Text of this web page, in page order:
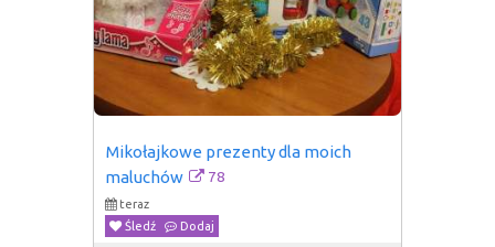
Mikołajkowe prezenty dla moich
maluchów
78
teraz
Śledź
Dodaj